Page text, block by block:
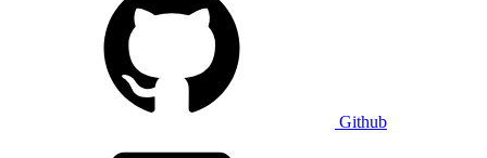
Github